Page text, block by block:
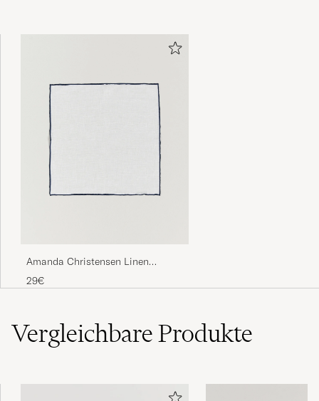
Amanda Christensen Linen
Paspoal Pocket Square
White/Navy
29€
VergleichbareProdukte